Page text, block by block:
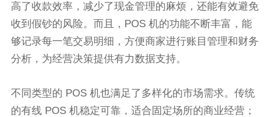
高了收款效率，减少了现金管理的麻烦，还能有效避免
收到假钞的风险。而且，POS 机的功能不断丰富，能
够记录每一笔交易明细，方便商家进行账目管理和财务
分析，为经营决策提供有力数据支持。
不同类型的 POS 机也满足了多样化的市场需求。传统
的有线 POS 机稳定可靠，适合固定场所的商业经营；